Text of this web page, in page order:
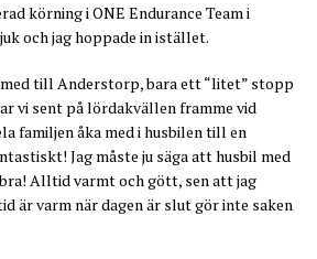
körning i ONE Endurance Team i
och jag hoppade in istället.
till Anderstorp, bara ett “litet” stopp
vi sent på lördakvällen framme vid
familjen åka med i husbilen till en
Jag måste ju säga att husbil med
Alltid varmt och gött, sen att jag
är varm när dagen är slut gör inte saken